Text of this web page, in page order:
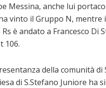
Messina, anche lui
vinto il Gruppo N, mentre
è andato a Francesco Di
106.
della comunità di
di S.Stefano Juniore ha